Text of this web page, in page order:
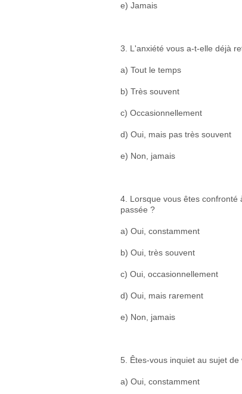
e) Jamais
3. L'anxiété vous a-t-elle déjà
a) Tout le temps
b) Très souvent
c) Occasionnellement
d) Oui, mais pas très souvent
e) Non, jamais
4. Lorsque vous êtes confronté
passée ?
a) Oui, constamment
b) Oui, très souvent
c) Oui, occasionnellement
d) Oui, mais rarement
e) Non, jamais
5. Êtes-vous inquiet au sujet de
a) Oui, constamment